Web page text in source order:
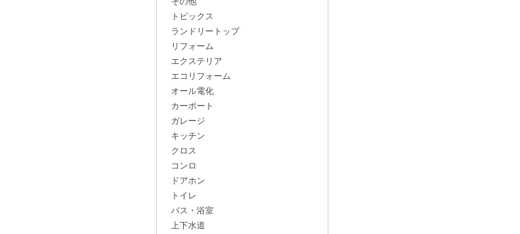
トピックス
ランドリートップ
リフォーム
エクステリア
エコリフォーム
オール電化
カーポート
ガレージ
キッチン
クロス
コンロ
ドアホン
トイレ
バス・浴室
上下水道